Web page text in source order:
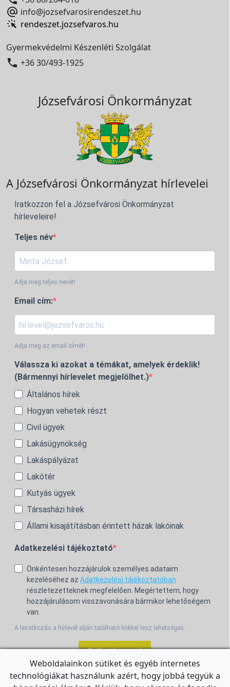
 info@jozsefvarosirendeszet.hu
rendeszet.jozsefvaros.hu
Gyermekvédelmi Készenléti Szolgálat
 +36 30/493-1925
Józsefvárosi Önkormányzat
A Józsefvárosi Önkormányzat hírlevelei
Iratkozzon fel a Józsefvárosi Önkormányzat
hírleveleire!
Teljes név
Adja meg teljes nevét!
Email cím:
Adja meg az email címét!
Válassza ki azokat a témákat, amelyek érdeklik!
(Bármennyi hírlevelet megjelölhet.)
Általános hírek
Hogyan vehetek részt
Civil ügyek
Lakásügynökség
Lakáspályázat
Lakótér
Kutyás ügyek
Társasházi hírek
Állami kisajátításban érintett házak lakóinak
Adatkezelési tájékoztató
Önkéntesen hozzájárulok személyes adataim
kezeléséhez az Adatkezelési tájékoztatóban
részletezetteknek megfelelően. Megértettem, hogy
hozzájárulásom visszavonására bármikor lehetőségem
van.
A leiratkozás a hírlevél alján található linkkel lesz lehetséges.
Feliratkozom!
Weboldalainkon sütiket és egyéb internetes
technológiákat használunk azért, hogy jobbá tegyük a